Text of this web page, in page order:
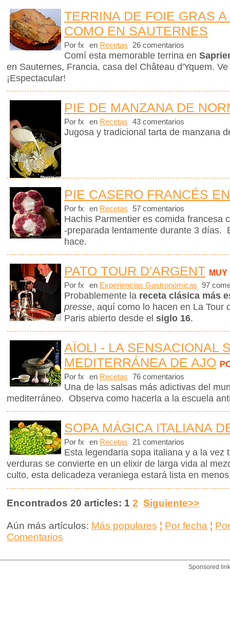
TERRINA DE FOIE GRAS
COMO EN SAUTERNES
Por fx en Recetas 26 comentarios
Comí esta memorable terrina en
en Sauternes, Francia, casa del Château d'Yquem.
¡Espectacular!
PIE DE MANZANA DE
Por fx en Recetas 43 comentarios
Jugosa y tradicional tarta de manzana
PIE CASERO FRANCÉS
Por fx en Recetas 57 comentarios
Hachis Parmentier es comida francesa
-preparada lentamente durante 3 días.
hace.
PATO TOUR D'ARGENT MUY
Por fx en Experiencias Gastronómicas 97
Probablemente la receta clásica más
presse, aquí como lo hacen en La Tour
Paris abierto desde el siglo 16.
AÏOLI - LA SENSACIONAL
MEDITERRÁNEA DE AJO
Por fx en Recetas 76 comentarios
Una de las salsas más adictivas del
mediterráneo. Observa como hacerla a la escuela
SOPA MÁGICA ITALIANA
Por fx en Recetas 21 comentarios
Esta legendaria sopa italiana y a la vez
verduras se convierte en un elixir de larga vida al
culto, esta delicadeza veraniega estará lista en
Encontrados 20 articles: 1 2 Siguiente>>
Aún más artículos: Más populares ¦ Por fecha ¦
Comentarios
Sponsored